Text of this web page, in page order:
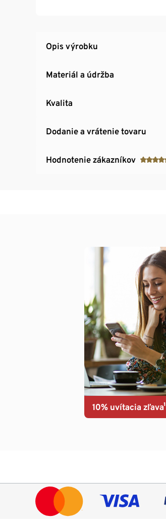
Opis výrobku
Materiál a údržba
Kvalita
Dodanie a vrátenie tovaru
Hodnotenie zákazníkov
10% uvítacia zľava¹